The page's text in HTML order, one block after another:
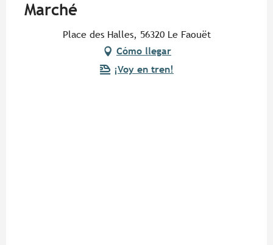
Marché
Place des Halles, 56320 Le Faouët
Cómo llegar
¡Voy en tren!